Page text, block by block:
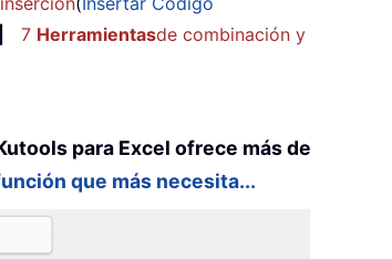
7 Herramientasde combinación y
para Excel ofrece más de
que más necesita...